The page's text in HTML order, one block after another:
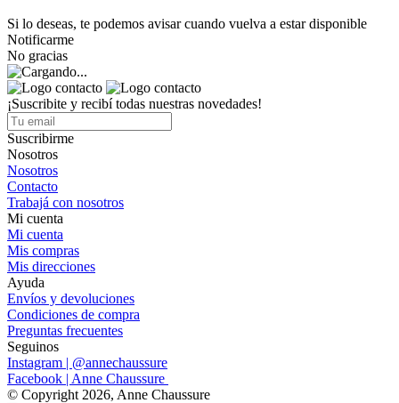
Si lo deseas, te podemos avisar cuando vuelva a estar disponible
Notificarme
No gracias
¡Suscribite y recibí todas nuestras novedades!
Suscribirme
Nosotros
Nosotros
Contacto
Trabajá con nosotros
Mi cuenta
Mi cuenta
Mis compras
Mis direcciones
Ayuda
Envíos y devoluciones
Condiciones de compra
Preguntas frecuentes
Seguinos
Instagram | @annechaussure
Facebook | Anne Chaussure
© Copyright 2026, Anne Chaussure